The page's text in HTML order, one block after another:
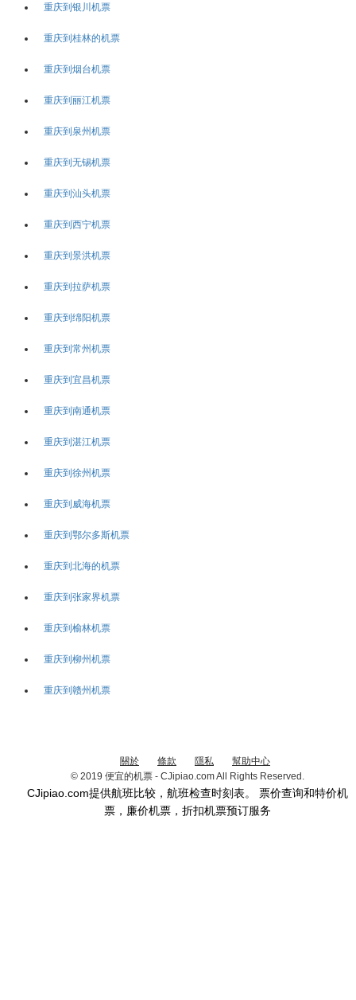
重庆到银川机票
重庆到桂林的机票
重庆到烟台机票
重庆到丽江机票
重庆到泉州机票
重庆到无锡机票
重庆到汕头机票
重庆到西宁机票
重庆到景洪机票
重庆到拉萨机票
重庆到绵阳机票
重庆到常州机票
重庆到宜昌机票
重庆到南通机票
重庆到湛江机票
重庆到徐州机票
重庆到威海机票
重庆到鄂尔多斯机票
重庆到北海的机票
重庆到张家界机票
重庆到榆林机票
重庆到柳州机票
重庆到赣州机票
關於 條款 隱私
幫助中心
© 2019 便宜的机票 - CJipiao.com All Rights Reserved.
CJipiao.com提供航班比较，航班检查时刻表。 票价查询和特价机
票，廉价机票，折扣机票预订服务